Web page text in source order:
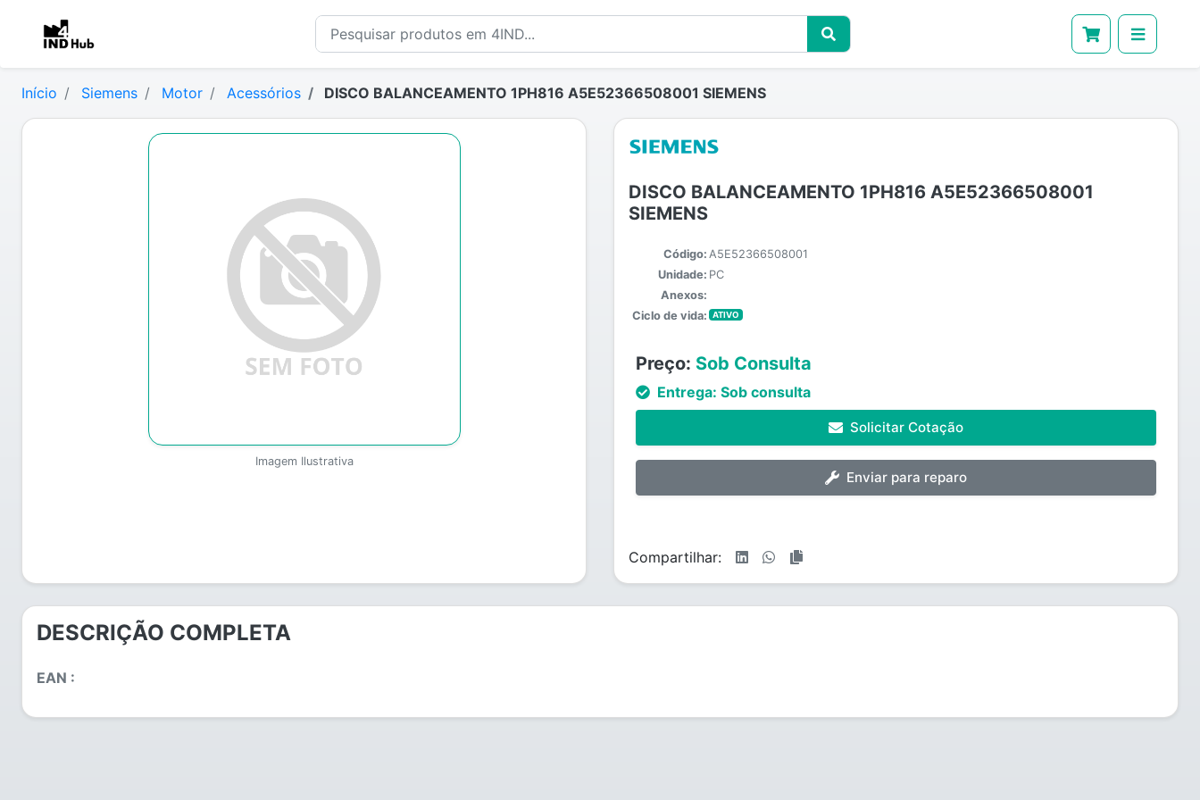
Início Siemens Motor Acessórios DISCO BALANCEAMENTO 1PH816 A5E52366508001 SIEMENS
Imagem Ilustrativa
DISCO BALANCEAMENTO 1PH816 A5E52366508001
SIEMENS
Código: A5E52366508001
Unidade: PC
Anexos:
Ciclo de vida:
ATIVO
Preço: Sob Consulta
Entrega: Sob consulta
Solicitar Cotação
Enviar para reparo
Compartilhar:
DESCRIÇÃO COMPLETA
EAN :